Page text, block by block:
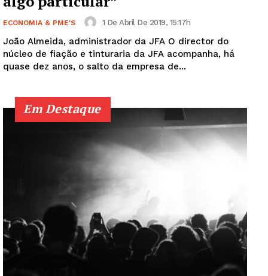
Guimarães, agora!
Institucional
Europa
Grande Entrevista
Publicidade
ECONOMIA & PME'S 1 De Abril De 2019, 15:17h
João Almeida, administrador da JFA O director do
núcleo de fiação e tinturaria da JFA acompanha, há
quase dez anos, o salto da empresa de...
Em Destaque